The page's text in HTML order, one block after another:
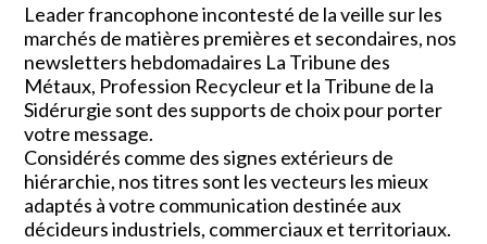
Leader francophone incontesté de la veille sur les
marchés de matières premières et secondaires, nos
newsletters hebdomadaires La Tribune des
Métaux, Profession Recycleur et la Tribune de la
Sidérurgie sont des supports de choix pour porter
votre message.
Considérés comme des signes extérieurs de
hiérarchie, nos titres sont les vecteurs les mieux
adaptés à votre communication destinée aux
décideurs industriels, commerciaux et territoriaux.